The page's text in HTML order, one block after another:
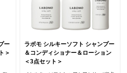
ー
＞
ラボモ シルキーソフト シャンプー
＆コンディショナー＆ローション
＜3点セット＞